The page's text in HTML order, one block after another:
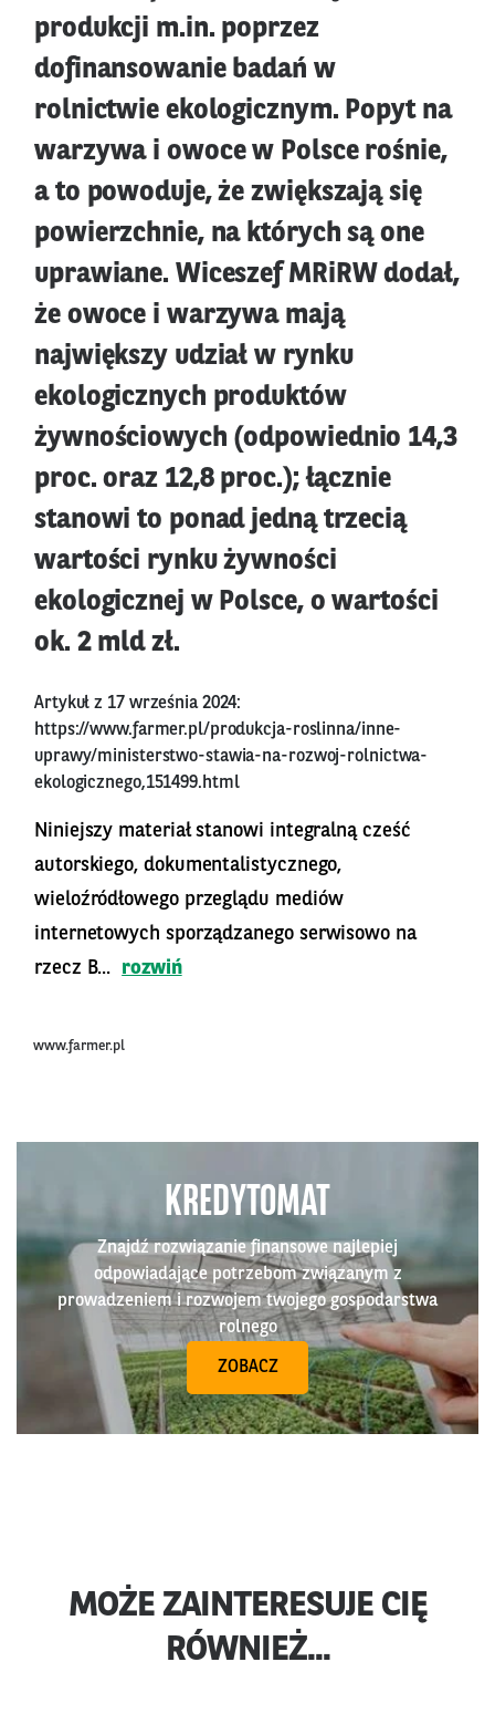
produkcji m.in. poprzez
dofinansowanie badań w
rolnictwie ekologicznym. Popyt na
warzywa i owoce w Polsce rośnie,
a to powoduje, że zwiększają się
powierzchnie, na których są one
uprawiane. Wiceszef MRiRW dodał,
że owoce i warzywa mają
największy udział w rynku
ekologicznych produktów
żywnościowych (odpowiednio 14,3
proc. oraz 12,8 proc.); łącznie
stanowi to ponad jedną trzecią
wartości rynku żywności
ekologicznej w Polsce, o wartości
ok. 2 mld zł.
Artykuł z 17 września 2024:
https://www.farmer.pl/produkcja-roslinna/inne-
uprawy/ministerstwo-stawia-na-rozwoj-rolnictwa-
ekologicznego,151499.html
Niniejszy materiał stanowi integralną cześć
autorskiego, dokumentalistycznego,
wieloźródłowego przeglądu mediów
internetowych sporządzanego serwisowo na
rzecz B...
rozwiń
www.farmer.pl
KREDYTOMAT
Znajdź rozwiązanie finansowe najlepiej
odpowiadające potrzebom związanym z
prowadzeniem i rozwojem twojego gospodarstwa
rolnego
ZOBACZ
MOŻE ZAINTERESUJE CIĘ
RÓWNIEŻ...